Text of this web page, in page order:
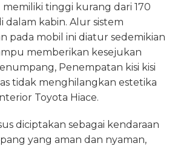
tinggi kurang dari 170
dalam kabin. Alur sistem
pada mobil ini diatur sedemikian
memberikan kesejukan
Penempatan kisi kisi
tidak menghilangkan estetika
Toyota Hiace.
diciptakan sebagai kendaraan
yang aman dan nyaman,